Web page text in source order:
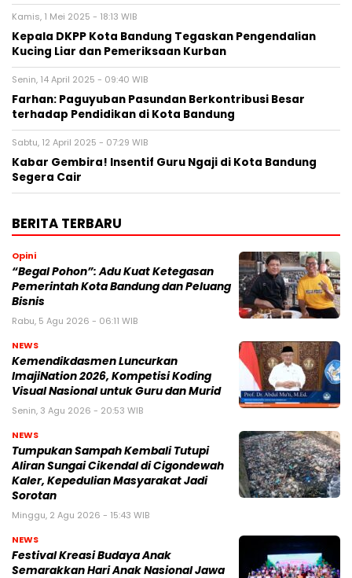
Kamis, 1 Mei 2025 - 18:13 WIB
Kepala DKPP Kota Bandung Tegaskan Pengendalian
Kucing Liar dan Pemeriksaan Kurban
Senin, 14 April 2025 - 09:40 WIB
Farhan: Paguyuban Pasundan Berkontribusi Besar
terhadap Pendidikan di Kota Bandung
Sabtu, 12 April 2025 - 07:29 WIB
Kabar Gembira! Insentif Guru Ngaji di Kota Bandung
Segera Cair
BERITA TERBARU
Opini
“Begal Pohon”: Adu Kuat Ketegasan
Pemerintah Kota Bandung dan Peluang
Bisnis
Rabu, 5 Agu 2026 - 06:11 WIB
NEWS
Kemendikdasmen Luncurkan
ImajiNation 2026, Kompetisi Koding
Visual Nasional untuk Guru dan Murid
Senin, 3 Agu 2026 - 20:53 WIB
NEWS
Tumpukan Sampah Kembali Tutupi
Aliran Sungai Cikendal di Cigondewah
Kaler, Kepedulian Masyarakat Jadi
Sorotan
Minggu, 2 Agu 2026 - 15:43 WIB
NEWS
Festival Kreasi Budaya Anak
Semarakkan Hari Anak Nasional Jawa